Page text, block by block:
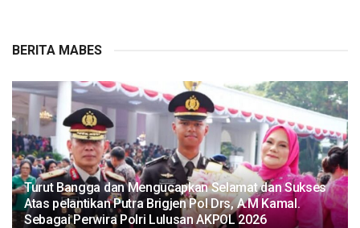
BERITA MABES
Turut Bangga dan Mengucapkan Selamat dan Sukses
Atas pelantikan Putra Brigjen Pol Drs, A.M Kamal.
Sebagai Perwira Polri Lulusan AKPOL 2026